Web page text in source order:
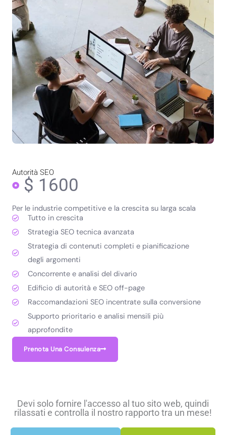
Autorità SEO
$ 1600
Per le industrie competitive e la crescita su larga scala
Tutto in crescita
Strategia SEO tecnica avanzata
Strategia di contenuti completi e pianificazione
degli argomenti
Concorrente e analisi del divario
Edificio di autorità e SEO off-page
Raccomandazioni SEO incentrate sulla conversione
Supporto prioritario e analisi mensili più
approfondite
Prenota Una Consulenza
Devi solo fornire l'accesso al tuo sito web, quindi
rilassati e controlla il nostro rapporto tra un mese!